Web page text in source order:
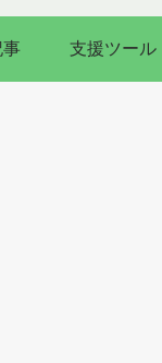
事 支援ツール